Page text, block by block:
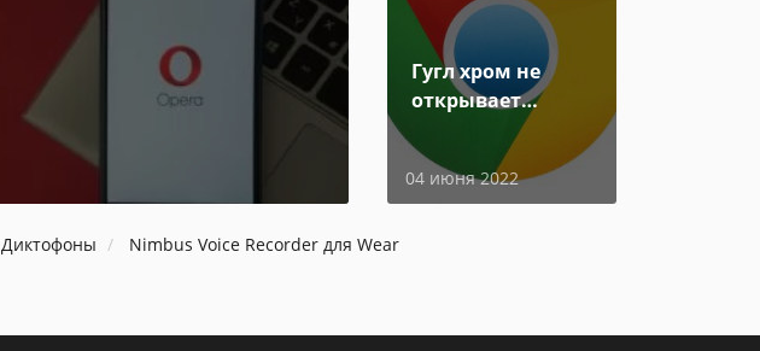
Гугл хром не
открывает
04 июня 2022
Диктофоны Nimbus Voice Recorder для Wear